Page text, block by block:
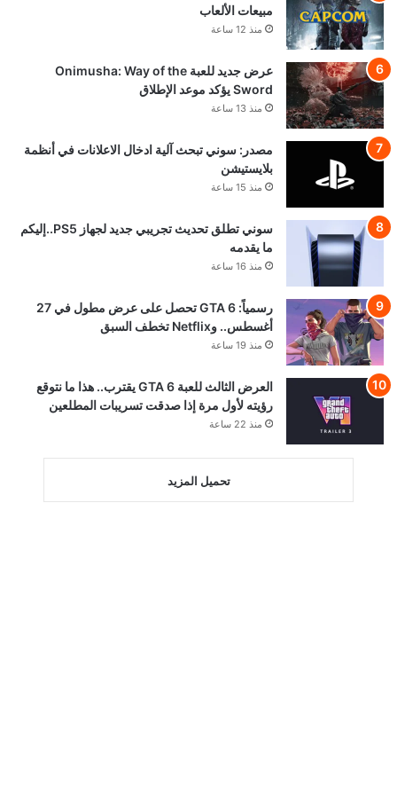
مبيعات الألعاب
منذ 12 ساعة
عرض جديد للعبة Onimusha: Way of the
Sword يؤكد موعد الإطلاق
منذ 13 ساعة
مصدر: سوني تبحث آلية ادخال الاعلانات في أنظمة
بلايستيشن
منذ 15 ساعة
سوني تطلق تحديث تجريبي جديد لجهاز PS5..إليكم
ما يقدمه
منذ 16 ساعة
رسمياً: GTA 6 تحصل على عرض مطول في 27
أغسطس.. وNetflix تخطف السبق
منذ 19 ساعة
العرض الثالث للعبة GTA 6 يقترب.. هذا ما نتوقع
رؤيته لأول مرة إذا صدقت تسريبات المطلعين
منذ 22 ساعة
تحميل المزيد